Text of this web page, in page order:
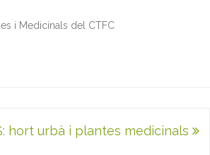
i Medicinals del CTFC
hort urbà i plantes medicinals